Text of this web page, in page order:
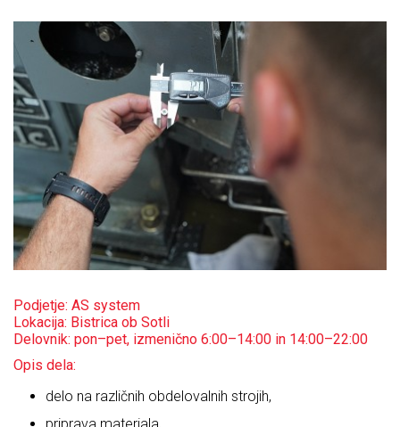
Podjetje: AS system
Lokacija: Bistrica ob Sotli
Delovnik: pon–pet, izmenično 6:00–14:00 in 14:00–22:00
Opis dela:
delo na različnih obdelovalnih strojih,
priprava materiala,